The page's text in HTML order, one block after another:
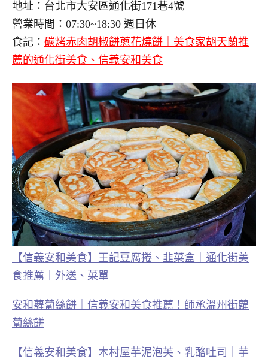
地址：台北市大安區通化街171巷4號
營業時間：07:30~18:30 週日休
食記： 碳烤赤肉胡椒餅蔥花燒餅｜美食家胡天蘭推
薦的通化街美食、信義安和美食
【信義安和美食】王記豆腐捲、韭菜盒｜通化街美
食推薦｜外送、菜單
安和蘿蔔絲餅｜信義安和美食推薦！師承溫州街蘿
蔔絲餅
【信義安和美食】木村屋芋泥泡芙、乳酪吐司｜芋